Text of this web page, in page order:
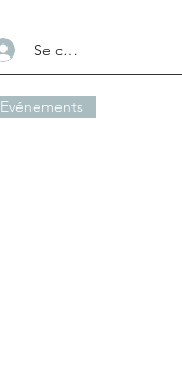
Se connecter
Evénements